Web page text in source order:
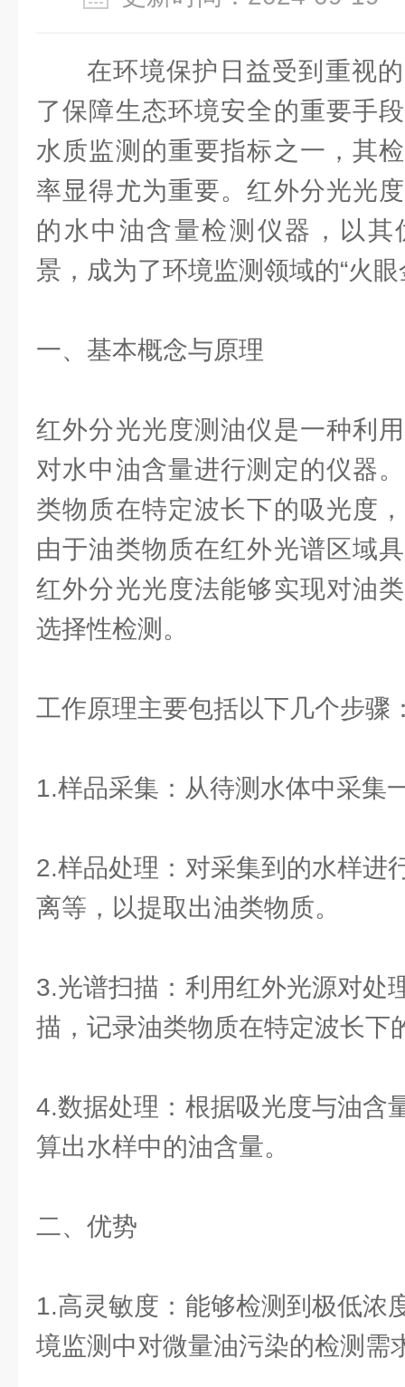
在环境保护日益受到重视
了保障生态环境安全的重要手
水质监测的重要指标之一，其
率显得尤为重要。红外分光光
的水中油含量检测仪器，以
景，成为了环境监测领域的“火眼
一、基本概念与原理
红外分光光度测油仪是一种利
对水中油含量进行测定的仪器
类物质在特定波长下的吸光度
由于油类物质在红外光谱区域
红外分光光度法能够实现对油
选择性检测。
工作原理主要包括以下几个步骤
1.样品采集：从待测水体中采集
2.样品处理：对采集到的水样进
离等，以提取出油类物质。
3.光谱扫描：利用红外光源对处
描，记录油类物质在特定波长下
4.数据处理：根据吸光度与油含
算出水样中的油含量。
二、优势
1.高灵敏度：能够检测到极低浓
境监测中对微量油污染的检测需